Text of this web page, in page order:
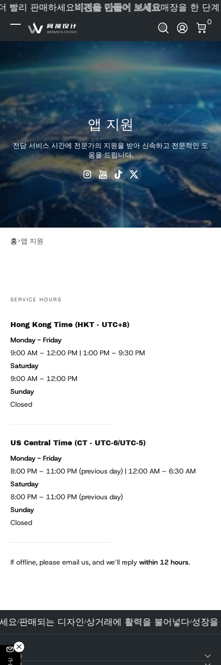
내용으로 건너뛰기
빨리 판매하세요비전을 만들어 보세요매장을 한 단계
로그인
0
0
앱 지원
전담 서비스 시간에 전문가의 지원을 받아 신속하고 전문적인 도
움을 드립니다.
Instagram
YouTube
TikTokTwitter
홈 앱 지원
SERVICE HOURS
Hong Kong Time (HKT - UTC+8)
Monday - Friday
9:00 AM – 12:00 PM | 1:00 PM – 9:30 PM
Saturday
9:00 AM – 12:00 PM
Sunday
Closed
US Central Time (CT - UTC-6/UTC-5)
Monday - Friday
8:00 PM – 11:00 PM (previous day) | 12:00 AM – 6:30 AM
Saturday
8:00 PM – 11:00 PM (previous day)
Sunday
Closed
If offline, please email us, and we’ll reply within 12 hours.
세요/판매되는 디자인/상거래에 활력을 불어넣다/성장
테마